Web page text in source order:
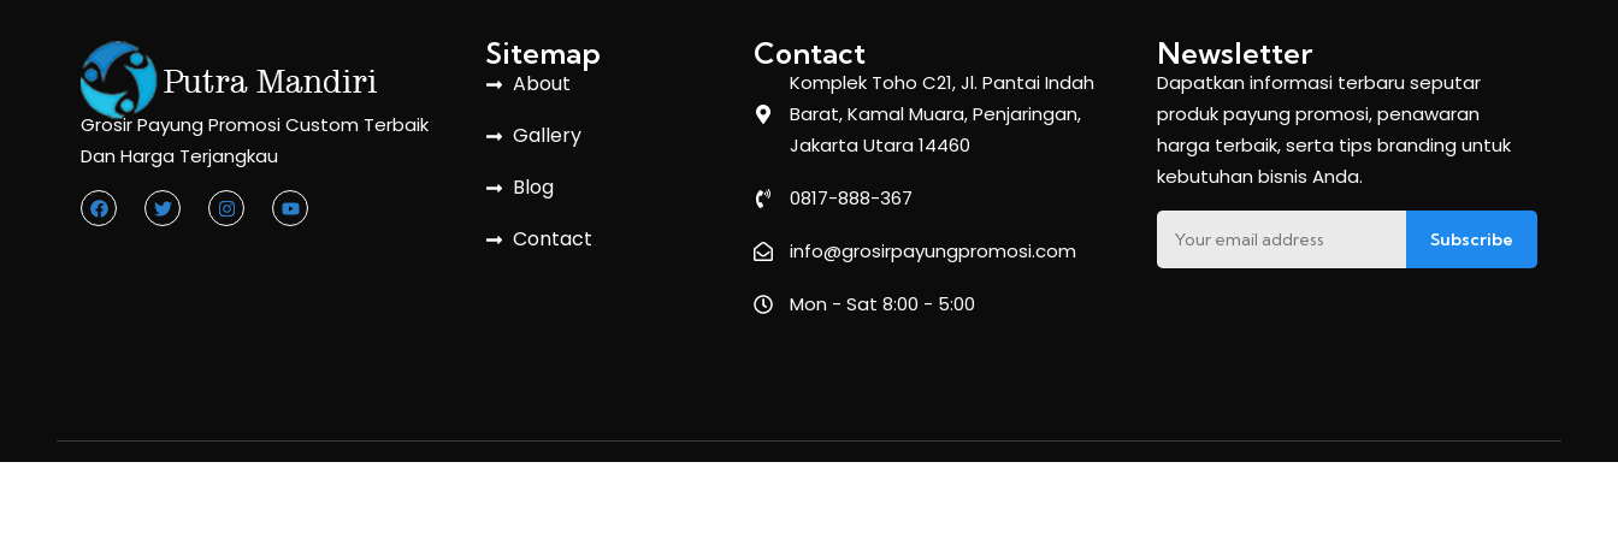
Grosir Payung Promosi Custom Terbaik
Dan Harga Terjangkau
Sitemap
About
Gallery
Blog
Contact
Contact
Komplek Toho C21, Jl. Pantai Indah
Barat, Kamal Muara, Penjaringan,
Jakarta Utara 14460
0817-888-367
info@grosirpayungpromosi.com
Mon - Sat 8:00 - 5:00
Newsletter
Dapatkan informasi terbaru seputar
produk payung promosi, penawaran
harga terbaik, serta tips branding untuk
kebutuhan bisnis Anda.
Subscribe